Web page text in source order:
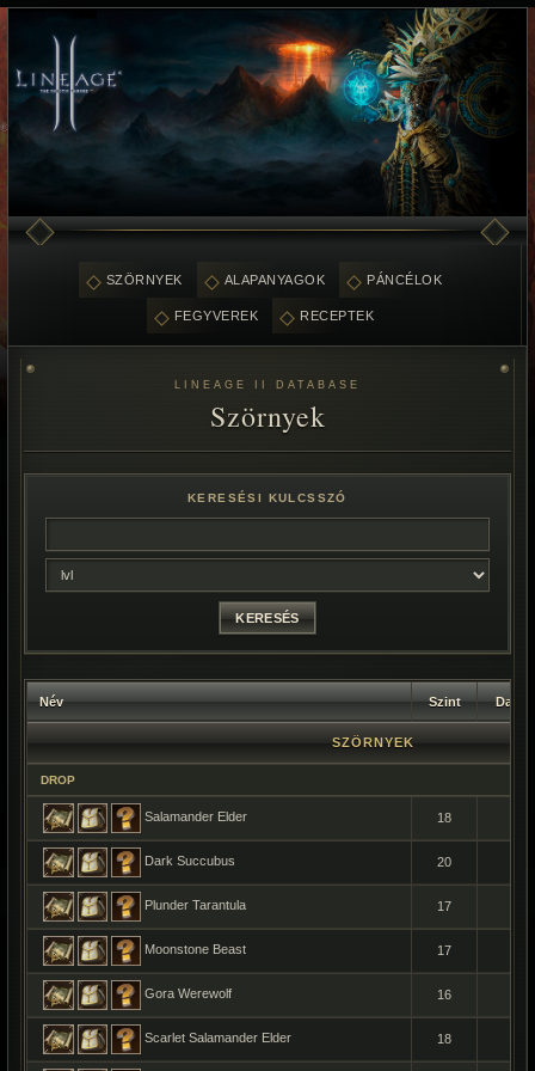
SZÖRNYEK ALAPANYAGOK PÁNCÉLOK
FEGYVEREK RECEPTEK
LINEAGE II DATABASE
Szörnyek
KERESÉSI KULCSSZÓ
Név Szint Darab
SZÖRNYEK
DROP
Salamander Elder 18
Dark Succubus 20
Plunder Tarantula 17
Moonstone Beast 17
Gora Werewolf 16
Scarlet Salamander Elder 18